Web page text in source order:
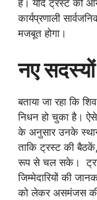
है। यदि ट्रस्ट की
कार्यप्रणाली
मजबूत होगा।
नए सदस्यों
बताया जा रहा कि
निधन हो चुका है।
के अनुसार उनके
ताकि ट्रस्ट की
रूप से चल सके। ट्रस्ट
जिम्मेदारियों की
को लेकर असमंजस की